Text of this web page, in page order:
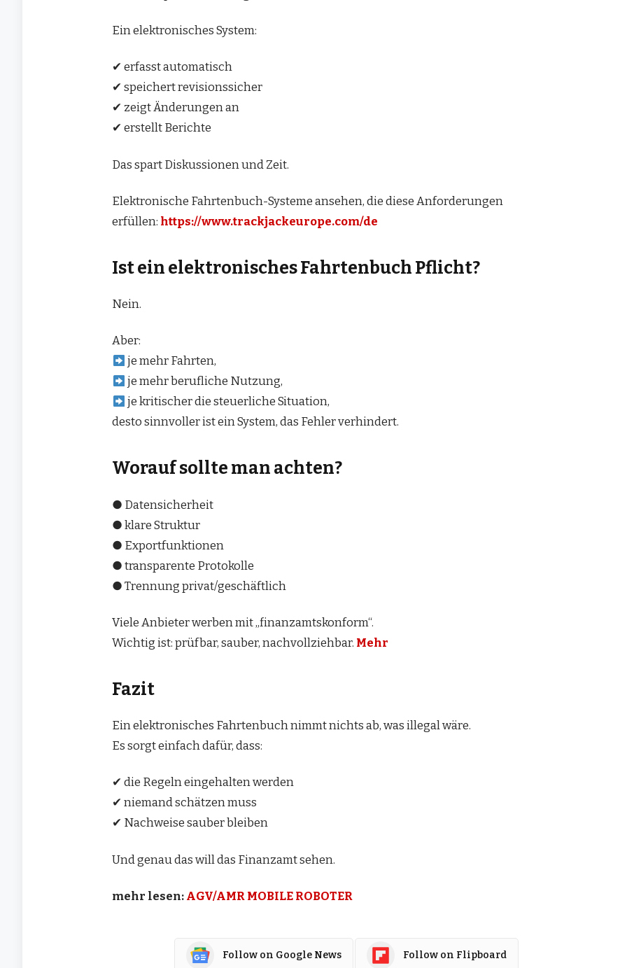
Ein elektronisches System:
✔ erfasst automatisch
✔ speichert revisionssicher
✔ zeigt Änderungen an
✔ erstellt Berichte
Das spart Diskussionen und Zeit.
Elektronische Fahrtenbuch-Systeme ansehen, die diese Anforderungen
erfüllen: https://www.trackjackeurope.com/de
Ist ein elektronisches Fahrtenbuch Pflicht?
Nein.
Aber:
je mehr Fahrten,
je mehr berufliche Nutzung,
je kritischer die steuerliche Situation,
desto sinnvoller ist ein System, das Fehler verhindert.
Worauf sollte man achten?
● Datensicherheit
● klare Struktur
● Exportfunktionen
● transparente Protokolle
● Trennung privat/geschäftlich
Viele Anbieter werben mit „finanzamtskonform“.
Wichtig ist: prüfbar, sauber, nachvollziehbar. Mehr
Fazit
Ein elektronisches Fahrtenbuch nimmt nichts ab, was illegal wäre.
Es sorgt einfach dafür, dass:
✔ die Regeln eingehalten werden
✔ niemand schätzen muss
✔ Nachweise sauber bleiben
Und genau das will das Finanzamt sehen.
mehr lesen: AGV/AMR MOBILE ROBOTER
Follow on Google News Follow on Flipboard